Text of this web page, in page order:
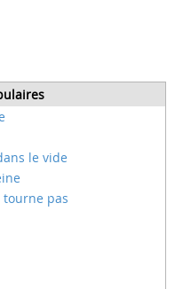
le vide
tourne pas